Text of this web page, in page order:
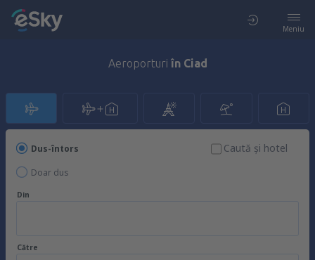
Meniu
Aeroporturi în Ciad
Dus-întors
Doar dus
Caută şi hotel
Din
Către